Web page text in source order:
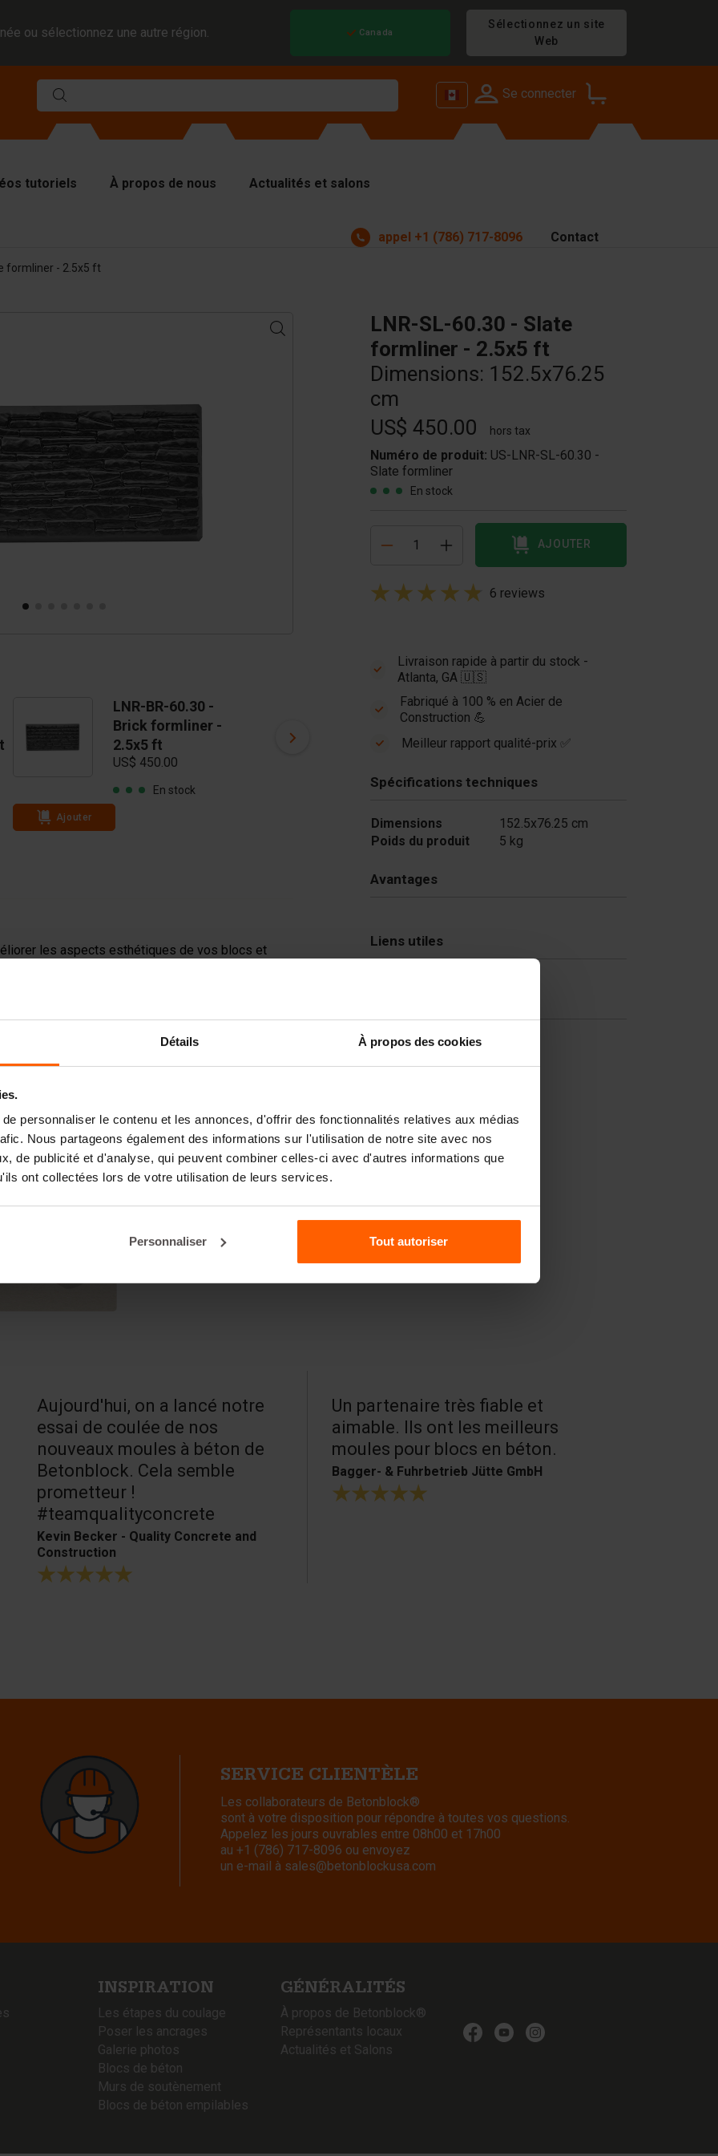
Détails À propos des cookies
personnaliser le contenu et les annonces, d'offrir des fonctionnalités relatives aux médias
Nous partageons également des informations sur l'utilisation de notre site avec nos
de publicité et d'analyse, qui peuvent combiner celles-ci avec d'autres informations que
ont collectées lors de votre utilisation de leurs services.
Personnaliser Tout autoriser
ou sélectionnez une autre région. Canada
Sélectionnez un site
Web
Se connecter
et inserts
de rechange
tutoriels À propos de nous Actualités et salons
appel +1 (786) 717-8096 Contact
formliner - 2.5x5 ft
LNR-SL-60.30 - Slate
formliner - 2.5x5 ft
Dimensions: 152.5x76.25
cm
US$ 450.00
hors tax
Numéro de produit: US-LNR-SL-60.30 -
Slate formliner
En stock
AJOUTER
6 reviews
LNR-BR-60.30 -
Brick formliner -
2.5x5 ft
US$ 450.00
En stock
Ajouter
LNR-RO-60.30 -
Rock formliner - 2.5
x 5 ft
En stock
les aspects esthétiques de vos blocs et
et, par conséquent, une valeur ajoutée plus
revêtements peuvent être réutilisés plusieurs
pour blocs de béton avant le coulage afin de
Livraison rapide à partir du stock -
Atlanta, GA 🇺🇸
Fabriqué à 100 % en Acier de
Construction 💪
Meilleur rapport qualité-prix ✅
Spécifications techniques
Dimensions
152.5x76.25 cm
Poids du produit
5 kg
Avantages
Liens utiles
Aujourd'hui, on a lancé notre
essai de coulée de nos
nouveaux moules à béton de
Betonblock. Cela semble
prometteur !
#teamqualityconcrete
Kevin Becker - Quality Concrete and
Construction
Un partenaire très fiable et
aimable. Ils ont les meilleurs
moules pour blocs en béton.
Bagger- & Fuhrbetrieb Jütte GmbH
SERVICE CLIENTÈLE
Les collaborateurs de Betonblock®
sont à votre disposition pour répondre à toutes vos questions.
Appelez les jours ouvrables entre 08h00 et 17h00
au +1 (786) 717-8096 ou envoyez
un e-mail à sales@betonblockusa.com
INSPIRATION
Les étapes du coulage
Poser les ancrages
Galerie photos
Blocs de béton
Murs de soutènement
Blocs de béton empilables
GÉNÉRALITÉS
À propos de Betonblock®
Représentants locaux
Actualités et Salons